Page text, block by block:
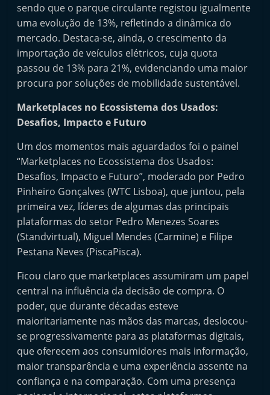
t
A
u
t
o
ó
v
e
l
e
m
P
o
r
u
g
a
l
sendo que o parque circulante registou igualmente
uma evolução de 13%, refletindo a dinâmica do
mercado. Destaca-se, ainda, o crescimento da
importação de veículos elétricos, cuja quota
passou de 13% para 21%, evidenciando uma maior
procura por soluções de mobilidade sustentável.
Marketplaces no Ecossistema dos Usados:
Desafios, Impacto e Futuro
Um dos momentos mais aguardados foi o painel
“Marketplaces no Ecossistema dos Usados:
Desafios, Impacto e Futuro”, moderado por Pedro
Pinheiro Gonçalves (WTC Lisboa), que juntou, pela
primeira vez, líderes de algumas das principais
plataformas do setor Pedro Menezes Soares
(Standvirtual), Miguel Mendes (Carmine) e Filipe
Pestana Neves (PiscaPisca).
Ficou claro que marketplaces assumiram um papel
central na influência da decisão de compra. O
poder, que durante décadas esteve
maioritariamente nas mãos das marcas, deslocou-
se progressivamente para as plataformas digitais,
que oferecem aos consumidores mais informação,
maior transparência e uma experiência assente na
confiança e na comparação. Com uma presença